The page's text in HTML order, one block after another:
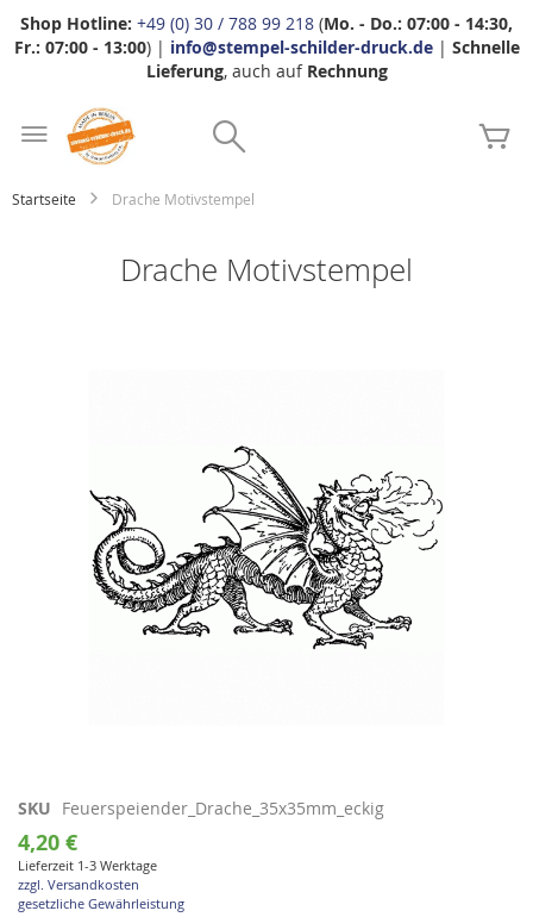
Shop Hotline: +49 (0) 30 / 788 99 218 (Mo. - Do.: 07:00 - 14:30,
Fr.: 07:00 - 13:00) | info@stempel-schilder-druck.de| Schnelle
Lieferung, auch auf Rechnung
Startseite Drache Motivstempel
Drache Motivstempel
Zum
Anfang
der
Bildgalerie
springen
SKU Feuerspeiender_Drache_35x35mm_eckig
4,20 €
Lieferzeit 1-3 Werktage
zzgl. Versandkosten
gesetzliche Gewährleistung